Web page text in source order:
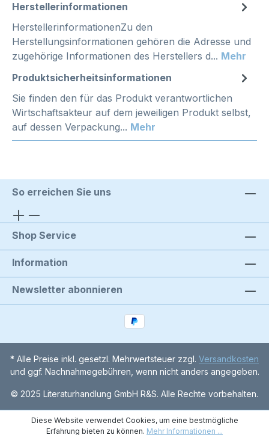
Herstellerinformationen
HerstellerinformationenZu den
Herstellungsinformationen gehören die Adresse und
zugehörige Informationen des Herstellers d... Mehr
Produktsicherheitsinformationen
Sie finden den für das Produkt verantwortlichen
Wirtschaftsakteur auf dem jeweiligen Produkt selbst,
auf dessen Verpackung... Mehr
So erreichen Sie uns
Shop Service
Information
Newsletter abonnieren
* Alle Preise inkl. gesetzl. Mehrwertsteuer zzgl. Versandkosten
und ggf. Nachnahmegebühren, wenn nicht anders angegeben.
© 2025 Literaturhandlung GmbH R&S. Alle Rechte vorbehalten.
Diese Website verwendet Cookies, um eine bestmögliche
Erfahrung bieten zu können. Mehr Informationen ...